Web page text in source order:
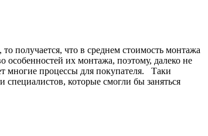
получается, что в среднем стоимость монтажа
особенностей их монтажа, поэтому, далеко не
многие процессы для покупателя. Таки
специалистов, которые смогли бы заняться